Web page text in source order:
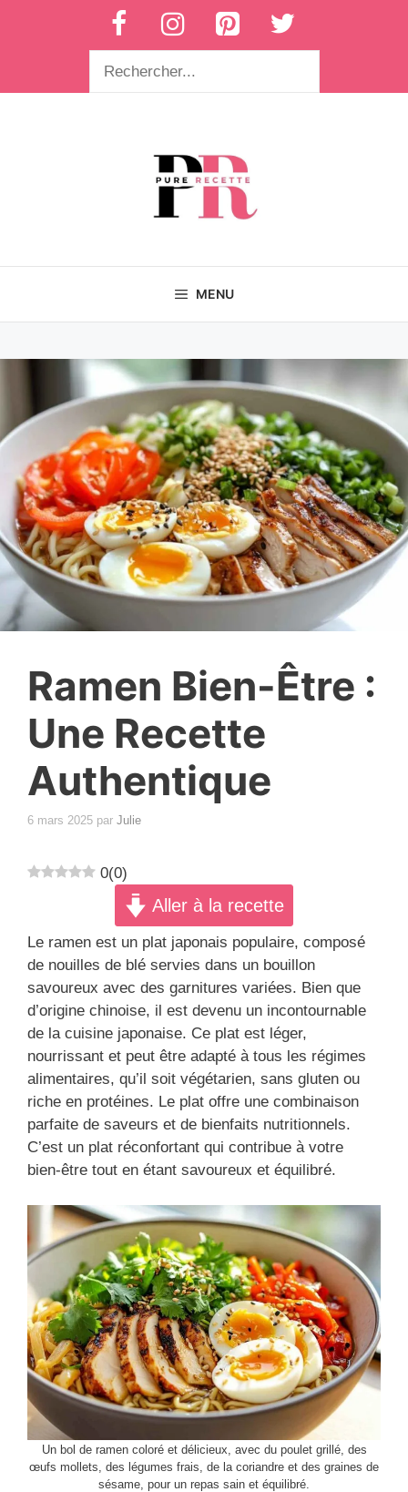
MENU
Ramen Bien-Être :
Une Recette
Authentique
6 mars 2025 par Julie
0(0)
Aller à la recette
Le ramen est un plat japonais populaire, composé
de nouilles de blé servies dans un bouillon
savoureux avec des garnitures variées. Bien que
d’origine chinoise, il est devenu un incontournable
de la cuisine japonaise. Ce plat est léger,
nourrissant et peut être adapté à tous les régimes
alimentaires, qu’il soit végétarien, sans gluten ou
riche en protéines. Le plat offre une combinaison
parfaite de saveurs et de bienfaits nutritionnels.
C’est un plat réconfortant qui contribue à votre
bien-être tout en étant savoureux et équilibré.
Un bol de ramen coloré et délicieux, avec du poulet grillé, des
œufs mollets, des légumes frais, de la coriandre et des graines de
sésame, pour un repas sain et équilibré.